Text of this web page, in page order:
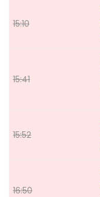
15:10
15:41
15:52
16:50